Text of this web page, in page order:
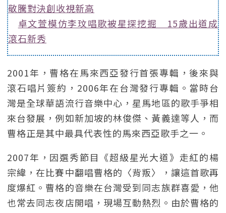
敬騰對決創收視新高
卓文萱模仿李玟唱歌被星探挖掘 15歲出道成
滾石新秀
2001年，曹格在馬來西亞發行首張專輯，後來與
滾石唱片簽約，2006年在台灣發行專輯。當時台
灣是全球華語流行音樂中心，星馬地區的歌手爭相
來台發展，例如新加坡的林俊傑、黃義達等人，而
曹格正是其中最具代表性的馬來西亞歌手之一。
2007年，因選秀節目《超級星光大道》走紅的楊
宗緯，在比賽中翻唱曹格的〈背叛〉，讓這首歌再
度爆紅。曹格的音樂在台灣受到同志族群喜愛，他
也常去同志夜店開唱，現場互動熱烈。由於曹格的